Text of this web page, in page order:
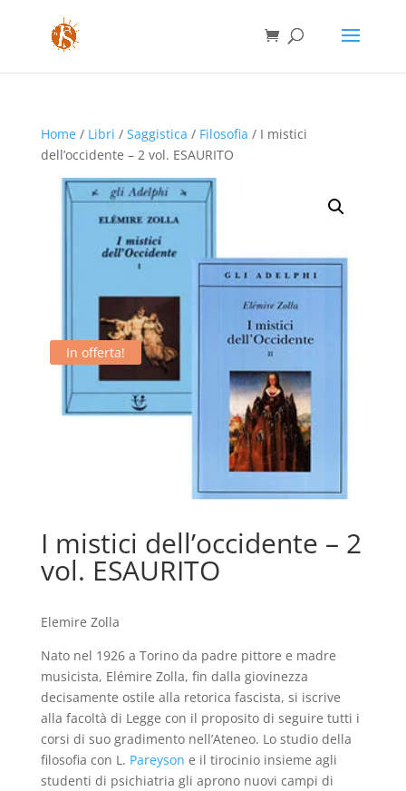
Home/ Libri / Saggistica / Filosofia / I mistici
dell’occidente – 2 vol. ESAURITO
In offerta!
I mistici dell’occidente – 2
vol. ESAURITO
Elemire Zolla
Nato nel 1926 a Torino da padre pittore e madre
musicista, Elémire Zolla, fin dalla giovinezza
decisamente ostile alla retorica fascista, si iscrive
alla facoltà di Legge con il proposito di seguire tutti i
corsi di suo gradimento nell’Ateneo. Lo studio della
filosofia con L. Pareyson e il tirocinio insieme agli
studenti di psichiatria gli aprono nuovi campi di